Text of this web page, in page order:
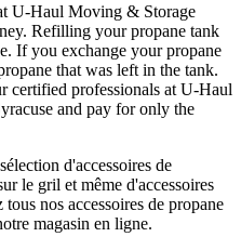
U-Haul Moving & Storage
Refilling your propane tank
If you exchange your propane
that was left in the tank.
certified professionals at U-Haul
and pay for only the
d'accessoires de
le gril et même d'accessoires
nos accessoires de propane
magasin en ligne.